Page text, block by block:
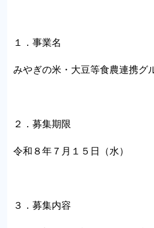
１．事業名
みやぎの米・大豆等食農連携グ
２．募集期限
令和８年７月１５日（水）
３．募集内容